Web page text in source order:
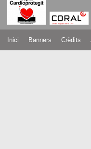
Inici Banners Crèdits